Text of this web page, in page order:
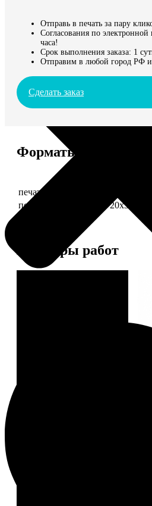
Отправь в печать за пару
Согласования по электронной
часа!
Срок выполнения заказа: 1
Отправим в любой город РФ
Сделать заказ
Форматы и цены
печать фото на холсте 20х30 на
печать фото на холсте 20х30 в
Примеры работ